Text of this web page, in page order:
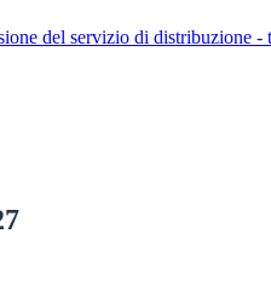
del servizio di distribuzione